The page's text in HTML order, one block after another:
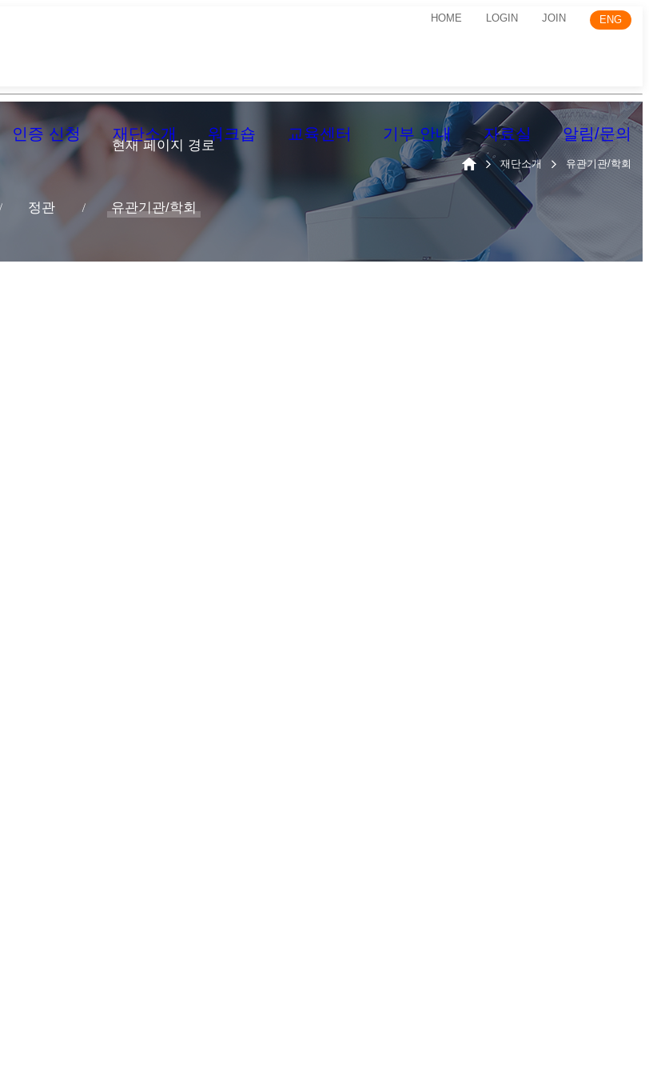
인증 신청 재단소개 워크숍 교육센터 기부 안내 자료실 알림/문의
HOME LOGIN JOIN ENG
현재 페이지 경로
재단소개 유관기관/학회
정관 유관기관/학회